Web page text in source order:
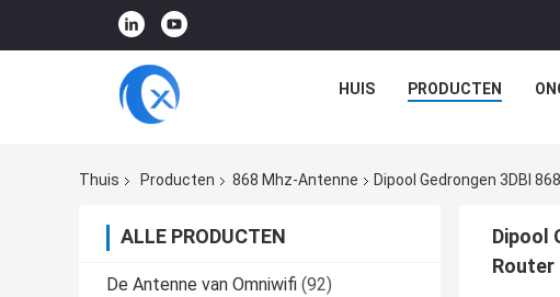
HUIS PRODUCTEN
Thuis Producten 868 Mhz-Antenne Dipool Gedrongen 3DBI
ALLE PRODUCTEN
De Antenne van Omniwifi (92)
Dipool
Router